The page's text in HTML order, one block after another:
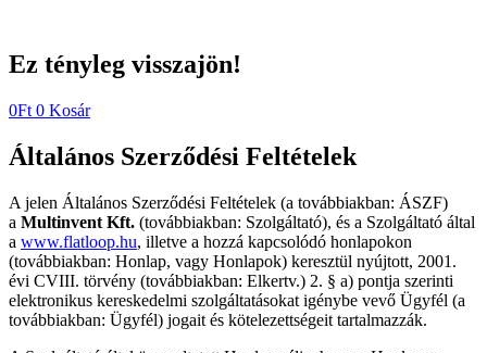
Ez tényleg visszajön!
0Ft 0 Kosár
Általános Szerződési Feltételek
A jelen Általános Szerződési Feltételek (a továbbiakban: ÁSZF)
a Multinvent Kft. (továbbiakban: Szolgáltató), és a Szolgáltató által
a www.flatloop.hu, illetve a hozzá kapcsolódó honlapokon
(továbbiakban: Honlap, vagy Honlapok) keresztül nyújtott, 2001.
évi CVIII. törvény (továbbiakban: Elkertv.) 2. § a) pontja szerinti
elektronikus kereskedelmi szolgáltatásokat igénybe vevő Ügyfél (a
továbbiakban: Ügyfél) jogait és kötelezettségeit tartalmazzák.